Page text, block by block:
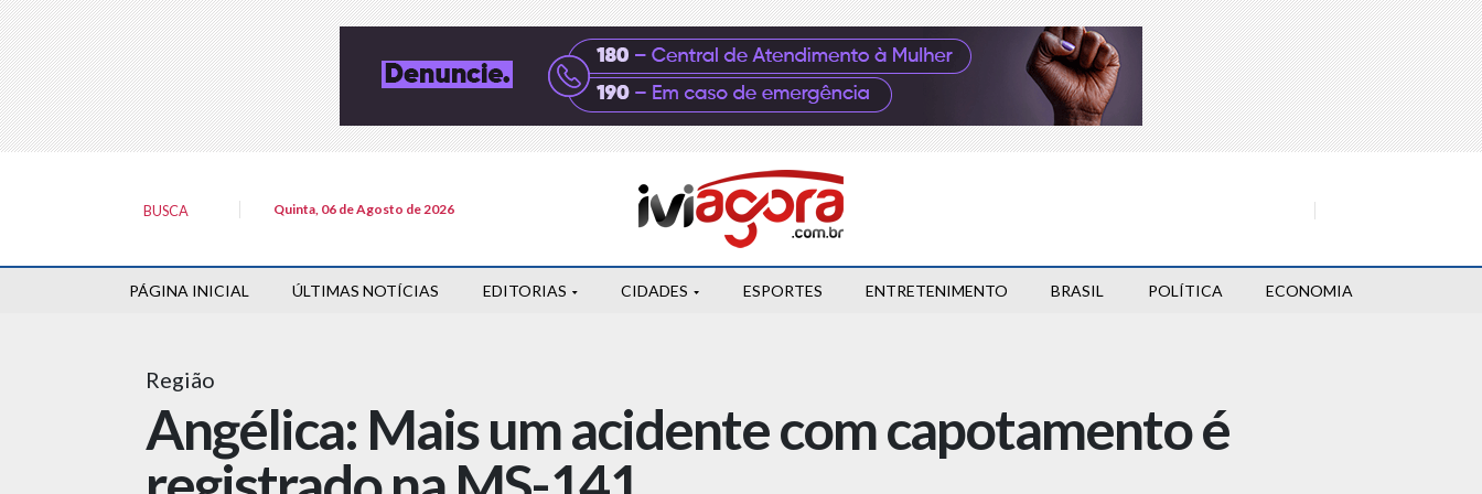
BUSCA Quinta, 06 de Agosto de 2026
PÁGINA INICIAL ÚLTIMAS NOTÍCIAS EDITORIAS CIDADES ESPORTES ENTRETENIMENTO BRASIL POLÍTICA ECONOMIA
Região
Angélica: Mais um acidente com capotamento é